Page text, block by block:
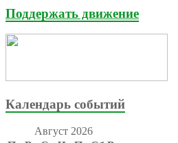
Поддержать движение
Календарь событий
Август 2026